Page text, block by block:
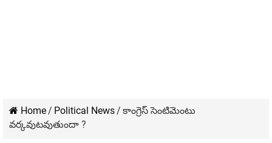
Home/ Political News/ కాంగ్రెస్ సెంటిమెంటు
వర్కవుటవుతుందా ?